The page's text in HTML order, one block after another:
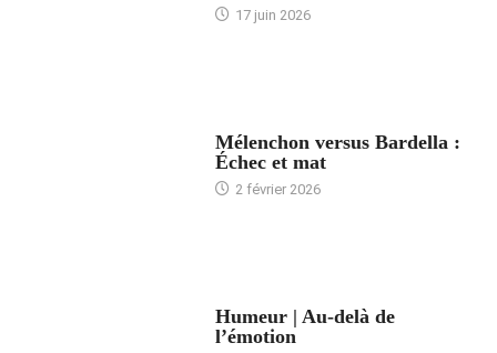
17 juin 2026
Mélenchon versus Bardella :
Échec et mat
2 février 2026
Humeur | Au-delà de
l’émotion